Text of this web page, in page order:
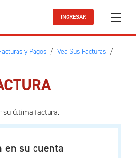
INGRESAR
y Pagos
Vea Sus Facturas
su última factura.
en su cuenta